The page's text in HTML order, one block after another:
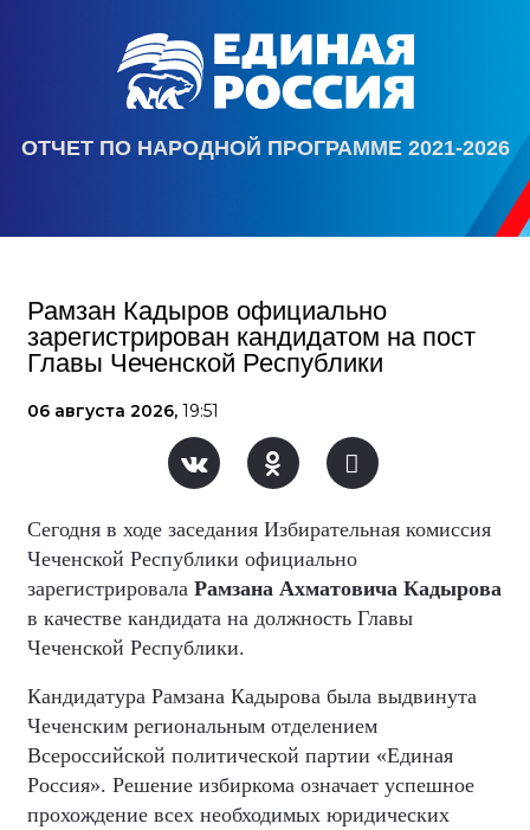
ОТЧЕТ ПО НАРОДНОЙ ПРОГРАММЕ 2021-2026
Рамзан Кадыров официально
зарегистрирован кандидатом на пост
Главы Чеченской Республики
06 августа 2026, 19:51
Сегодня в ходе заседания Избирательная комиссия
Чеченской Республики официально
зарегистрировала Рамзана Ахматовича Кадырова
в качестве кандидата на должность Главы
Чеченской Республики.
Кандидатура Рамзана Кадырова была выдвинута
Чеченским региональным отделением
Всероссийской политической партии «Единая
Россия». Решение избиркома означает успешное
прохождение всех необходимых юридических